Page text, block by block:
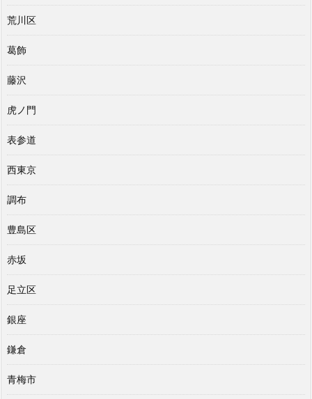
荒川区
葛飾
藤沢
虎ノ門
表参道
西東京
調布
豊島区
赤坂
足立区
銀座
鎌倉
青梅市